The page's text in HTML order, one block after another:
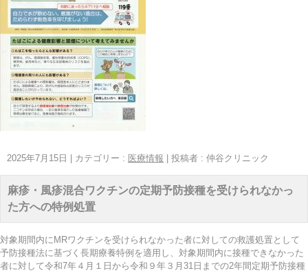
2025年7月15日 カテゴリー : 医療情報 投稿者 : 仲谷クリニック
麻疹・風疹混合ワクチンの定期予防接種を受けられなかっ
た方への特例処置
対象期間内にMRワクチンを受けられなかった者に対しての救護処置として
予防接種法に基づく長期療養特例を適用し、対象期間内に接種できなかった
者に対して令和7年４月１日から令和９年３月31日までの2年間定期予防接種